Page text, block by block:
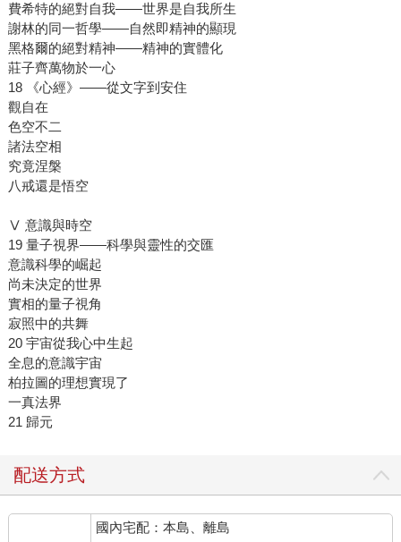
費希特的絕對自我——世界是自我所生
謝林的同一哲學——自然即精神的顯現
黑格爾的絕對精神——精神的實體化
莊子齊萬物於一心
18 《心經》——從文字到安住
觀自在
色空不二
諸法空相
究竟涅槃
八戒還是悟空
Ⅴ 意識與時空
19 量子視界——科學與靈性的交匯
意識科學的崛起
尚未決定的世界
實相的量子視角
寂照中的共舞
20 宇宙從我心中生起
全息的意識宇宙
柏拉圖的理想實現了
一真法界
21 歸元
配送方式
國內宅配：本島、離島